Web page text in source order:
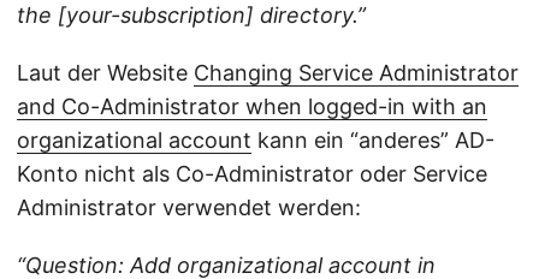
the [your-subscription] directory.”
Laut der Website Changing Service Administrator
and Co-Administrator when logged-in with an
organizational account kann ein “anderes” AD-
Konto nicht als Co-Administrator oder Service
Administrator verwendet werden:
“Question: Add organizational account in